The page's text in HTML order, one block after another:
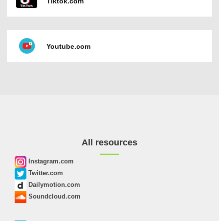
Youtube.com
All resources
Instagram.com
Twitter.com
Dailymotion.com
Soundcloud.com